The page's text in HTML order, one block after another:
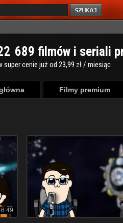
2 689 filmów i seriali
super cenie już od 23,99 zł / miesiąc
Filmy premium